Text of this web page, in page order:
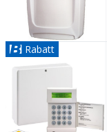
Rabatt